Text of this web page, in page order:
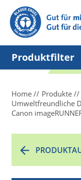
Suchbegriff in
setzen.
Produktfilter
Home
Produkte
Umweltfreundliche
Canon